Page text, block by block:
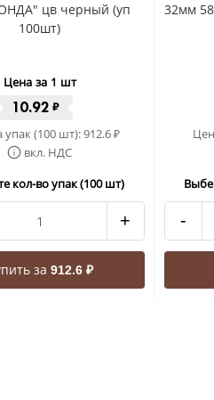
цв черный (уп
100шт)
Цена за 1 шт
10.92 ₽
упак (100 шт):912.6₽
вкл. НДС
кол-во упак (100 шт)
+
за 912.6 ₽
32мм
-